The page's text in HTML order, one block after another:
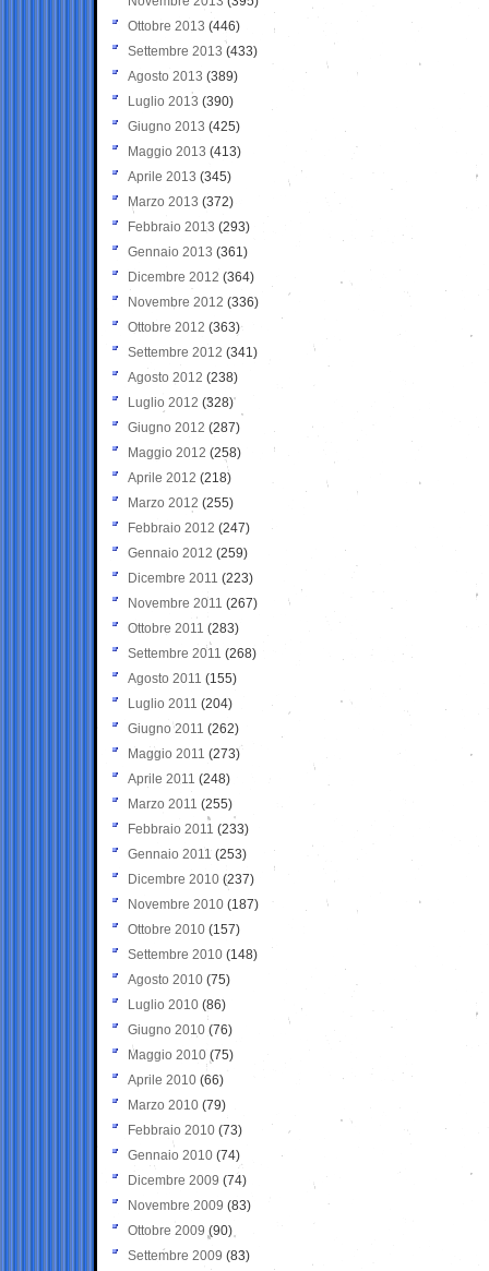
Ottobre 2013 (446)
Settembre 2013 (433)
Agosto 2013 (389)
Luglio 2013 (390)
Giugno 2013 (425)
Maggio 2013 (413)
Aprile 2013 (345)
Marzo 2013 (372)
Febbraio 2013 (293)
Gennaio 2013 (361)
Dicembre 2012 (364)
Novembre 2012 (336)
Ottobre 2012 (363)
Settembre 2012 (341)
Agosto 2012 (238)
Luglio 2012 (328)
Giugno 2012 (287)
Maggio 2012 (258)
Aprile 2012 (218)
Marzo 2012 (255)
Febbraio 2012 (247)
Gennaio 2012 (259)
Dicembre 2011 (223)
Novembre 2011 (267)
Ottobre 2011 (283)
Settembre 2011 (268)
Agosto 2011 (155)
Luglio 2011 (204)
Giugno 2011 (262)
Maggio 2011 (273)
Aprile 2011 (248)
Marzo 2011 (255)
Febbraio 2011 (233)
Gennaio 2011 (253)
Dicembre 2010 (237)
Novembre 2010 (187)
Ottobre 2010 (157)
Settembre 2010 (148)
Agosto 2010 (75)
Luglio 2010 (86)
Giugno 2010 (76)
Maggio 2010 (75)
Aprile 2010 (66)
Marzo 2010 (79)
Febbraio 2010 (73)
Gennaio 2010 (74)
Dicembre 2009 (74)
Novembre 2009 (83)
Ottobre 2009 (90)
Settembre 2009 (83)